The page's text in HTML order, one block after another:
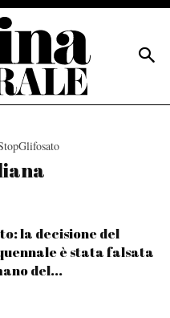
la decisione del
è stata falsata
del...